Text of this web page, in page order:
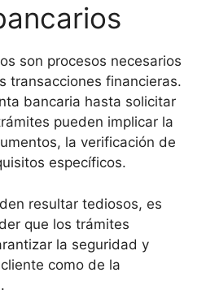
son procesos necesarios
transacciones financieras.
bancaria hasta solicitar
pueden implicar la
la verificación de
específicos.
resultar tediosos, es
que los trámites
la seguridad y
como de la